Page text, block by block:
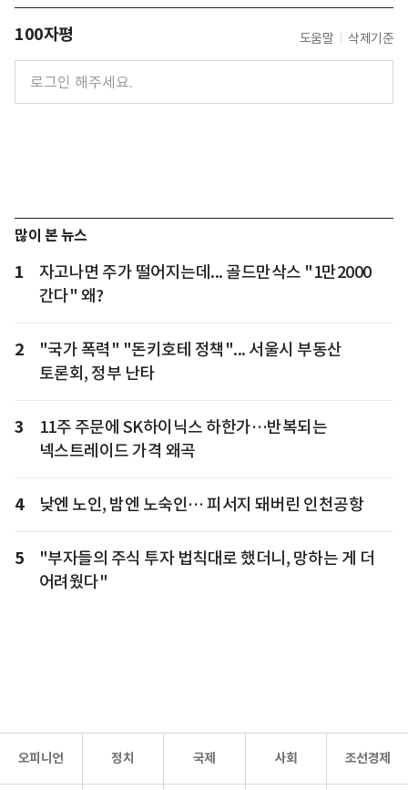
100자평 도움말 삭제기준
많이 본 뉴스
1
자고나면 주가 떨어지는데... 골드만삭스 "1만2000
간다" 왜?
2
"국가 폭력" "돈키호테 정책"... 서울시 부동산
토론회, 정부 난타
3
11주 주문에 SK하이닉스 하한가…반복되는
넥스트레이드 가격 왜곡
4 낮엔 노인, 밤엔 노숙인… 피서지 돼버린 인천공항
5
"부자들의 주식 투자 법칙대로 했더니, 망하는 게 더
어려웠다"
오피니언 정치 국제 사회 조선경제